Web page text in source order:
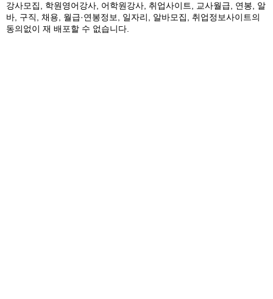
강사모집, 학원영어강사, 어학원강사, 취업사이트, 교사월급, 연봉, 알
바, 구직, 채용, 월급·연봉정보, 일자리, 알바모집, 취업정보사이트의
동의없이 재 배포할 수 없습니다.